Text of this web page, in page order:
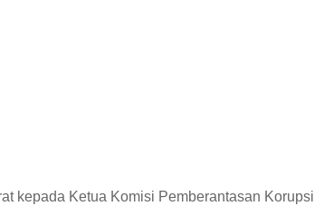
kepada Ketua Komisi Pemberantasan Korupsi